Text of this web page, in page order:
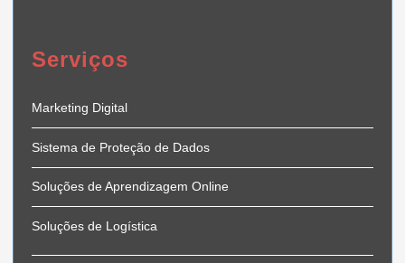
Serviços
Marketing Digital
Sistema de Proteção de Dados
Soluções de Aprendizagem Online
Soluções de Logística